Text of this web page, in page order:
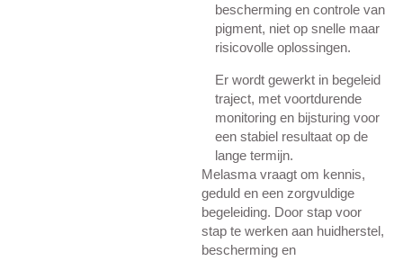
bescherming en controle van
pigment, niet op snelle maar
risicovolle oplossingen.
Er wordt gewerkt in begeleid
traject, met voortdurende
monitoring en bijsturing voor
een stabiel resultaat op de
lange termijn.
Melasma vraagt om kennis,
geduld en een zorgvuldige
begeleiding. Door stap voor
stap te werken aan huidherstel,
bescherming en